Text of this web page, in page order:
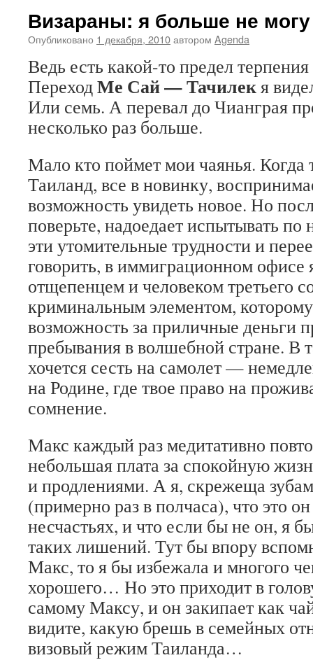
Визараны: я больше не могу
Опубликовано 1 декабря, 2010автором Agenda
Ведь есть какой-то предел
ПереходМе Сай — Тачилекя
Или семь. А перевал до Чианграя
несколько раз больше.
Мало кто поймет мои чаянья. Когда
Таиланд, все в новинку,
возможность увидеть новое. Но
поверьте, надоедает испытывать по
эти утомительные трудности и
говорить, в иммиграционном офисе
отщепенцем и человеком третьего
криминальным элементом,
возможность за приличные деньги
пребывания в волшебной стране. В
хочется сесть на самолет —
на Родине, где твое право на
сомнение.
Макс каждый раз медитативно
небольшая плата за спокойную
и продлениями. А я, скрежеща
(примерно раз в полчаса), что это
несчастьях, и что если бы не он, я
таких лишений. Тут бы впору
Макс, то я бы избежала и многого
хорошего… Но это приходит в
самому Максу, и он закипает как
видите, какую брешь в семейных
визовый режим Таиланда…